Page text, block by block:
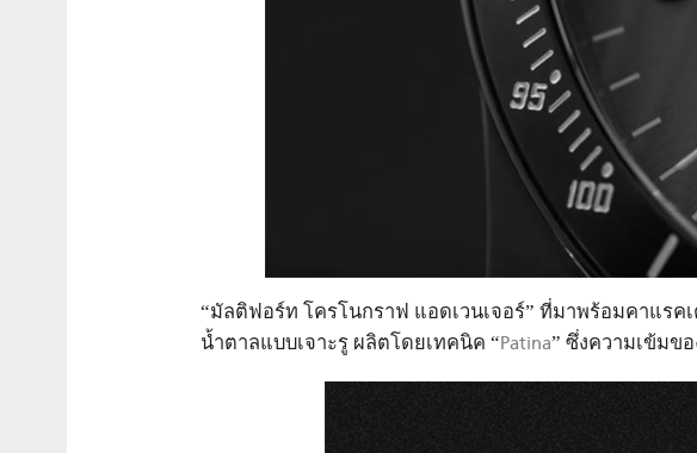
“มัลติฟอร์ท โครโนกราฟ แอดเวนเจอร์” ที่มาพร้อมคาแร
น้ำตาลแบบเจาะรู ผลิตโดยเทคนิค “Patina” ซึ่งความเข้มข